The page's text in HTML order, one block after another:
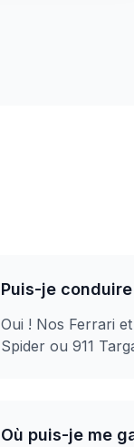
Puis-je
Oui ! Nos Ferrari
Spider ou 911
Où puis-je me